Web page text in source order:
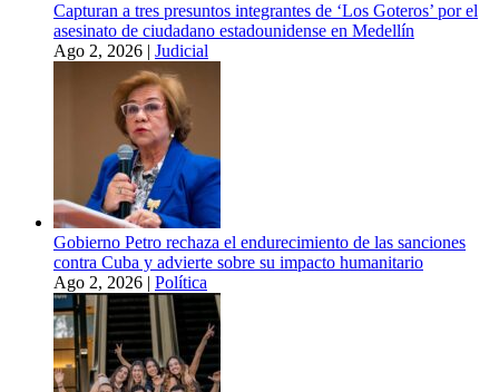
Capturan a tres presuntos integrantes de ‘Los Goteros’ por el
asesinato de ciudadano estadounidense en Medellín
Ago 2, 2026 | Judicial
Gobierno Petro rechaza el endurecimiento de las sanciones
contra Cuba y advierte sobre su impacto humanitario
Ago 2, 2026 | Política